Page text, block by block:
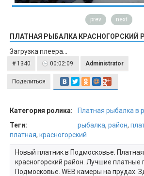
prev next
ПЛАТНАЯ РЫБАЛКА КРАСНОГОРСКИЙ
Загрузка плеера...
# 1340 00:02:09 Administrator
Поделиться
Категория ролика:
Платная рыбалка в
Теги:
рыбалка, район,
платная, красногорский
Новый платник в Подмосковье.
красногорский район. Лучшие платные
Подмосковье. WEB камеры на прудах.